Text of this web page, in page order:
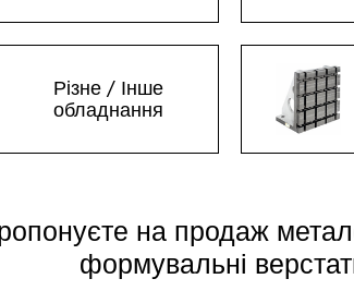
Різне / Інше
обладнання
на продаж
формувальні